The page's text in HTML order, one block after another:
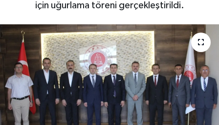
için uğurlama töreni gerçekleştirildi.
Genel
Bilim, Teknoloji